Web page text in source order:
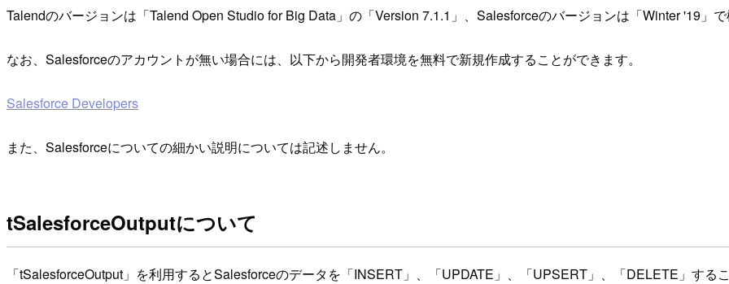
Talendのバージョンは「Talend Open Studio for Big Data」の「Version 7.1.1」、Salesforceのバージョンは「Winter '19」で
なお、Salesforceのアカウントが無い場合には、以下から開発者環境を無料で新規作成することができます。
Salesforce Developers
また、Salesforceについての細かい説明については記述しません。
tSalesforceOutputについて
「tSalesforceOutput」を利用するとSalesforceのデータを「INSERT」、「UPDATE」、「UPSERT」、「DELETE」する